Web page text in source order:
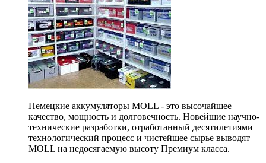
Немецкие аккумуляторы MOLL - это высочайшее
качество, мощность и долговечность. Новейшие научно-
технические разработки, отработанный десятилетиями
технологический процесс и чистейшее сырье выводят
MOLL на недосягаемую высоту Премиум класса.